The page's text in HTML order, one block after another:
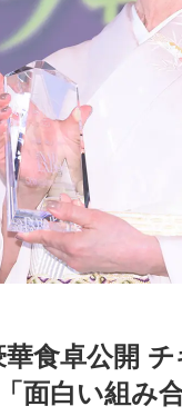
Unmute Loaded
52.23%
食卓公開
面白い組み